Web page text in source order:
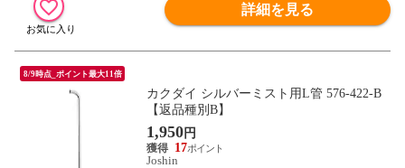
詳細を見る
8/9時点_ポイント最大11倍
カクダイ シルバーミスト用L管 576-422-B
【返品種別B】
1,950円
17
Joshin